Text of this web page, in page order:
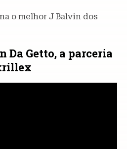
o melhor J Balvin dos
Da Getto, a parceria